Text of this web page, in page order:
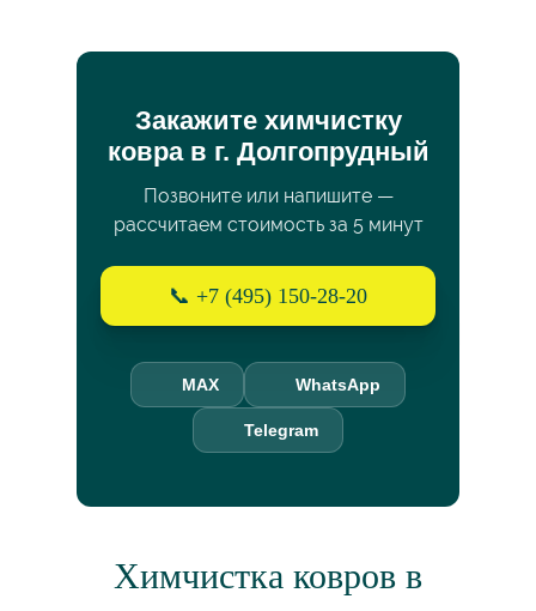
Закажите химчистку
ковра в г. Долгопрудный
Позвоните или напишите —
рассчитаем стоимость за 5 минут
📞 +7 (495) 150-28-20
MAX WhatsApp
Telegram
Химчистка ковров в